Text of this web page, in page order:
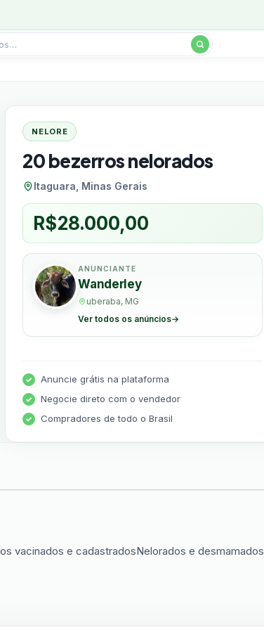
NELORE
20 bezerros nelorados
Itaguara, Minas Gerais
R$28.000,00
ANUNCIANTE
Wanderley
uberaba, MG
Ver todos os anúncios→
Anuncie grátis na plataforma
Negocie direto com o vendedor
Compradores de todo o Brasil
vacinados e cadastradosNelorados e desmamados